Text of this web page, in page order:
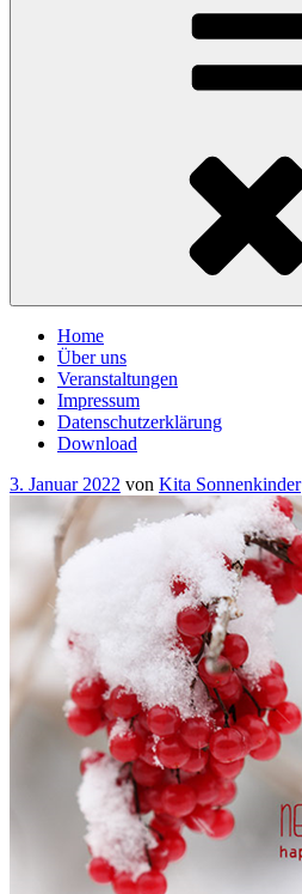
Home
Über uns
Veranstaltungen
Impressum
Datenschutzerklärung
Download
Veröffentlicht
3. Januar 2022 von Kita Sonnenkinder